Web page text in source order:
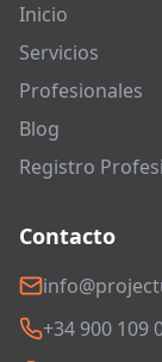
Inicio
Servicios
Profesionales
Blog
Registro
Contacto
+34 900 109